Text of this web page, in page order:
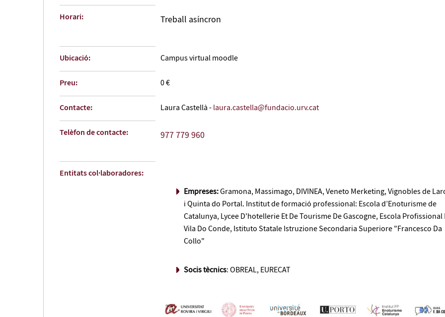
Horari: Treball asíncron
Ubicació: Campus virtual moodle
Preu: 0 €
Contacte: Laura Castellà -laura.castella@fundacio.urv.cat
Telèfon de contacte: 977 779 960
Entitats col·laboradores:
Empreses:Gramona, Massimago, DIVINEA, Veneto Merketing, Vignobles de
i Quinta do Portal. Institut de formació professional: Escola d’Enoturisme de
Catalunya, Lycee D'hotellerie Et De Tourisme De Gascogne, Escola Profissional
Vila Do Conde, Istituto Statale Istruzione Secondaria Superiore "Francesco Da
Collo"
Socis tècnics: OBREAL, EURECAT